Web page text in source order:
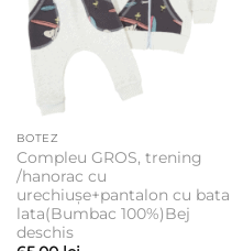
BOTEZ
Compleu GROS, trening
/hanorac cu
urechiușe+pantalon cu bata
lata(Bumbac 100%)Bej
deschis